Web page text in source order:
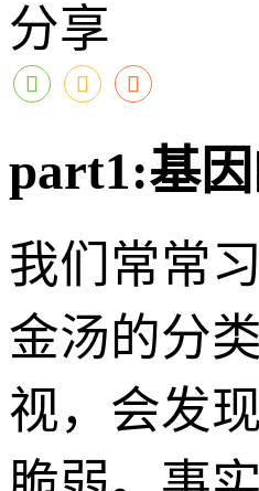
分享
part1:基
我们常常
金汤的分
视，会发